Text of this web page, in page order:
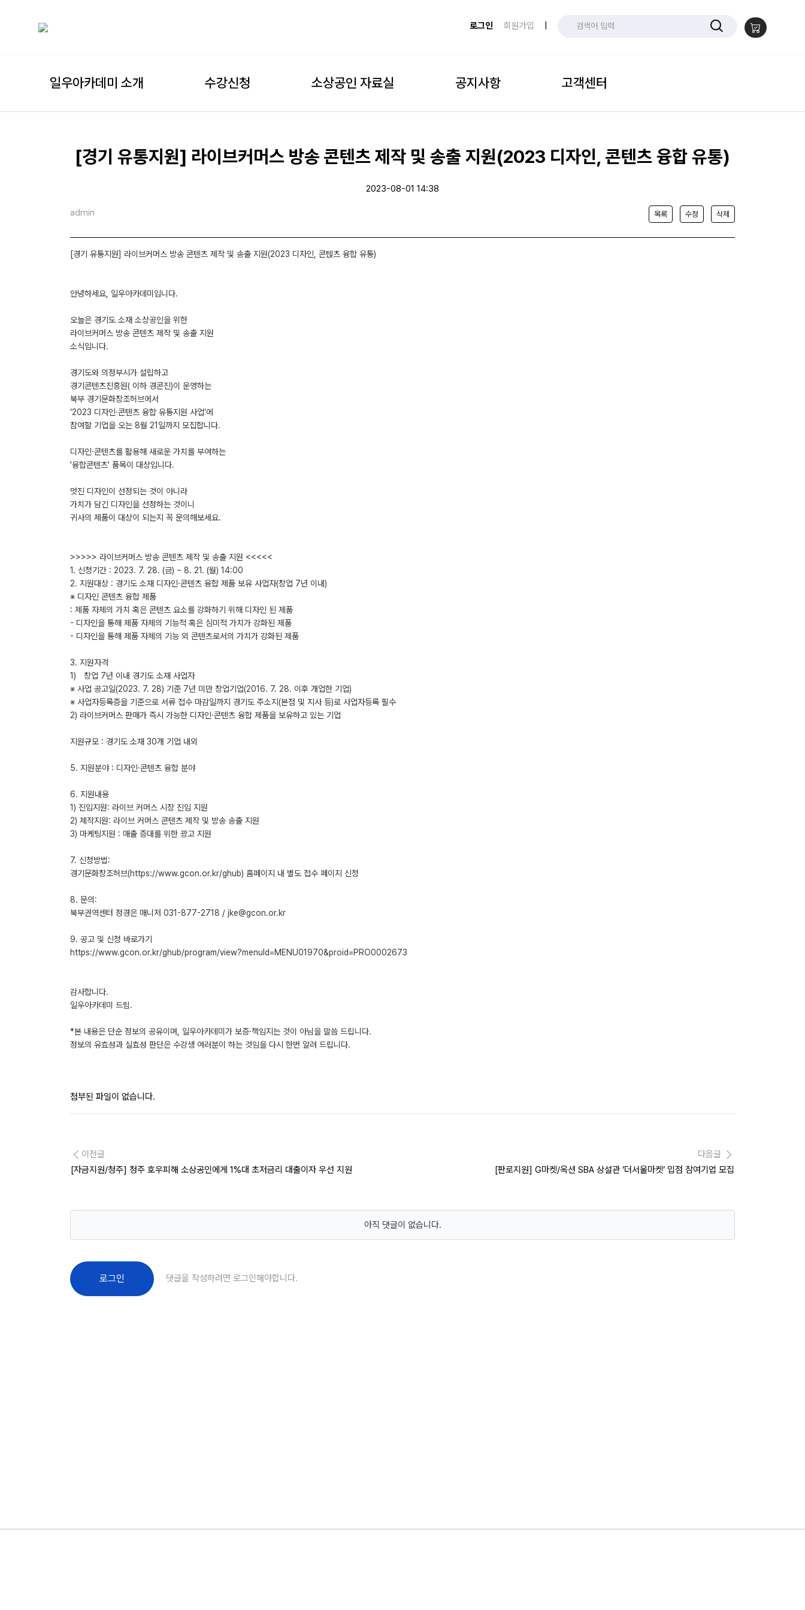
로그인 회원가입
일우아카데미 소개 수강신청 소상공인 자료실 공지사항 고객센터
[경기 유통지원] 라이브커머스 방송 콘텐츠 제작 및 송출 지원(2023 디자인, 콘텐츠 융합 유통)
2023-08-01 14:38
admin 목록 수정 삭제
[경기 유통지원] 라이브커머스 방송 콘텐츠 제작 및 송출 지원(2023 디자인, 콘텑츠 융합 유통)
안녕하세요, 일우아카데미입니다.
오늘은 경기도 소재 소상공인을 위한
라이브커머스 방송 콘텐츠 제작 및 송출 지원
소식입니다.
경기도와 의정부시가 설립하고
경기콘텐츠진흥원( 이하 경콘진)이 운영하는
북부 경기문화창조허브에서
‘2023 디자인·콘텐츠 융합 유통지원 사업’에
참여할 기업을 오는 8월 21일까지 모집합니다.
디자인·콘텐츠를 활용해 새로운 가치를 부여하는
'융합콘텐츠' 품목이 대상입니다.
멋진 디자인이 선정되는 것이 아니라
가치가 담긴 디자인을 선정하는 것이니
귀사의 제품이 대상이 되는지 꼭 문의해보세요.
>>>>> 라이브커머스 방송 콘텐츠 제작 및 송출 지원 <<<<<
1. 신청기간 : 2023. 7. 28. (금) ~ 8. 21. (월) 14:00
2. 지원대상 : 경기도 소재 디자인·콘텐츠 융합 제품 보유 사업자(창업 7년 이내)
※ 디자인 콘텐츠 융합 제품
: 제품 자체의 가치 혹은 콘텐츠 요소를 강화하기 위해 디자인 된 제품
- 디자인을 통해 제품 자체의 기능적 혹은 심미적 가치가 강화된 제품
- 디자인을 통해 제품 자체의 기능 외 콘텐츠로서의 가치가 강화된 제품
3. 지원자격
1) 창업 7년 이내 경기도 소재 사업자
※ 사업 공고일(2023. 7. 28) 기준 7년 미만 창업기업(2016. 7. 28. 이후 개업한 기업)
※ 사업자등록증을 기준으로 서류 접수 마감일까지 경기도 주소지(본점 및 지사 등)로 사업자등록 필수
2) 라이브커머스 판매가 즉시 가능한 디자인·콘텐츠 융합 제품을 보유하고 있는 기업
지원규모 : 경기도 소재 30개 기업 내외
5. 지원분야 : 디자인·콘텐츠 융합 분야
6. 지원내용
1) 진입지원: 라이브 커머스 시장 진입 지원
2) 제작지원: 라이브 커머스 콘텐츠 제작 및 방송 송출 지원
3) 마케팅지원 : 매출 증대를 위한 광고 지원
7. 신청방법:
경기문화창조허브(https://www.gcon.or.kr/ghub) 홈페이지 내 별도 접수 페이지 신청
8. 문의:
북부권역센터 정경은 매니저 031-877-2718 / jke@gcon.or.kr
9. 공고 및 신청 바로가기
https://www.gcon.or.kr/ghub/program/view?menuId=MENU01970&proid=PRO0002673
감사합니다.
일우아카데미 드림.
*본 내용은 단순 정보의 공유이며, 일우아카데미가 보증·책임지는 것이 아님을 말씀 드립니다.
정보의 유효성과 실효성 판단은 수강생 여러분이 하는 것임을 다시 한번 알려 드립니다.
첨부된 파일이 없습니다.
이전글
[자금지원/청주] 청주 호우피해 소상공인에게 1%대 초저금리 대출이자 우선 지원
다음글
[판로지원] G마켓/옥션 SBA 상설관 ‘더서울마켓’ 입점 참여기업 모집
아직 댓글이 없습니다.
로그인 댓글을 작성하려면 로그인해야합니다.